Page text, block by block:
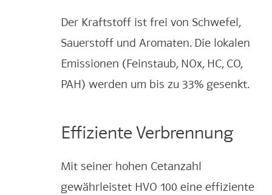
Der Kraftstoff ist frei von Schwefel,
Sauerstoff und Aromaten. Die lokalen
Emissionen (Feinstaub, NOx, HC, CO,
PAH) werden um bis zu 33% gesenkt.
Effiziente Verbrennung
Mit seiner hohen Cetanzahl
gewährleistet HVO 100 eine effiziente